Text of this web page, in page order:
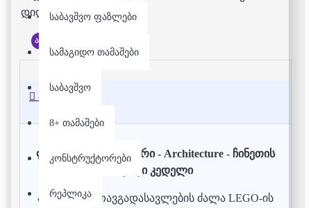
საბავშვო ფაზლები
სამაგიდო თამაშები
საბავშვო
8+ თამაშები
კონსტრუქტორები
რეპლიკა
არ არის მარაგში
აღწერა
ლეგო/კონსტრუქტორი - Architecture - ჩინეთის
დიდი კედელი
აღმოაჩინე თავგადასავლების ძალა LEGO-ის